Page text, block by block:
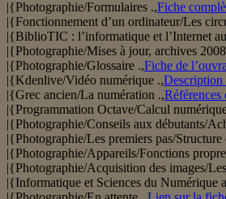
|{Photographie/Formulaires .,Fiche
|{Fonctionnement d’un ordinateur/Les
|{BiblioTIC : l’informatique et l’Internet
|{Photographie/Mises à jour, archives
|{Photographie/Glossaire .,Fiche de
|{Kdenlive/Vidéo numérique .,Description
|{Grec ancien/La numération .,Références
|{Programmation Octave/Calcul
|{Photographie/Conseils aux débutants/
|{Photographie/Les premiers pas/Structure
|{Photographie/Appareils/Fonctions
|{Photographie/Acquisition des images/
|{Informatique et Sciences du